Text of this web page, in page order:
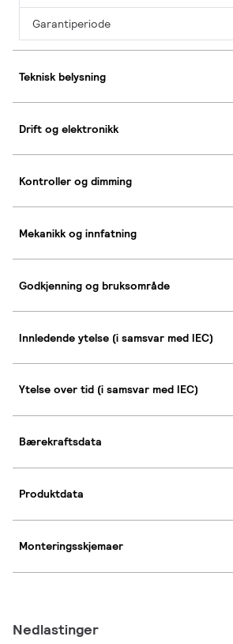
Garantiperiode
Teknisk belysning
Drift og elektronikk
Kontroller og dimming
Mekanikk og innfatning
Godkjenning og bruksområde
Innledende ytelse (i samsvar med IEC)
Ytelse over tid (i samsvar med IEC)
Bærekraftsdata
Produktdata
Monteringsskjemaer
Nedlastinger